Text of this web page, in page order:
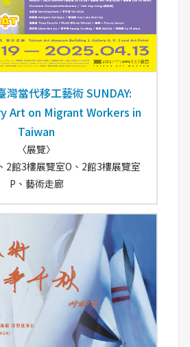
灣當代移工藝術 SUNDAY:
Art on Migrant Workers in
Taiwan
〈展覽〉
2館3樓展覽室O、2館3樓展覽室
P、藝術走廊